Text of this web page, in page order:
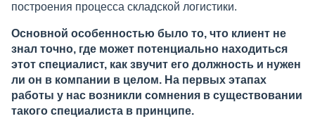
построения процесса складской логистики.
Основной особенностью было то, что клиент не
знал точно, где может потенциально находиться
этот специалист, как звучит его должность и нужен
ли он в компании в целом. На первых этапах
работы у нас возникли сомнения в существовании
такого специалиста в принципе.